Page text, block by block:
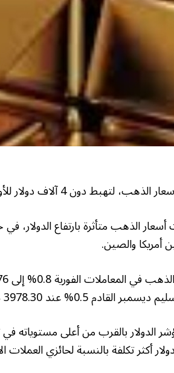
4 آلاف دولار للأوقية، بعد أن لامست في مستهل الجلسة 4022 دولارا.
الذهب متأثرة بارتفاع الدولار،
أمريكا والصين.
0.5% عند 3978.30 دولار للأوقية.
الدولار بالقرب من أعلى مستوياته
أكثر تكلفة بالنسبة لحائزي العملات